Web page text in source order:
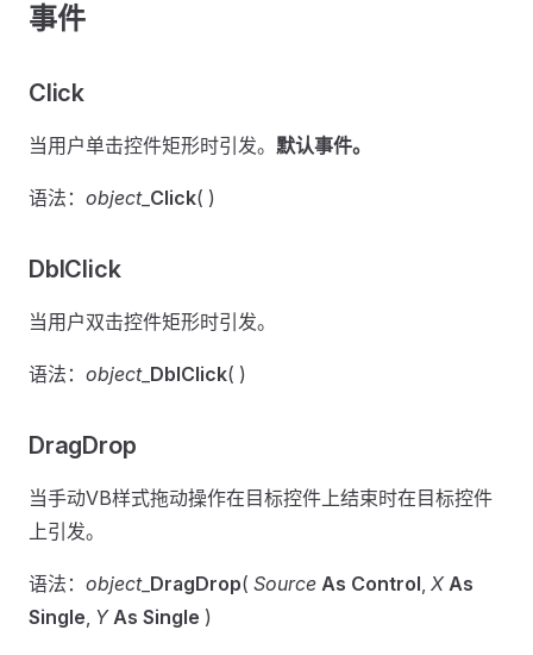
事件
Click
当用户单击控件矩形时引发。 默认事件。
语法： object_ Click( )
DblClick
当用户双击控件矩形时引发。
语法： object_ DblClick( )
DragDrop
当手动VB样式拖动操作在目标控件上结束时在目标控件
上引发。
语法： object_ DragDrop( Source As Control, X As
Single, Y As Single )